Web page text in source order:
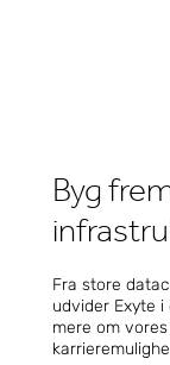
Exyte
Exyte
Exyte
Tyskland
Vis på kort
Byg
Fra store
udvider Exyte
mere om